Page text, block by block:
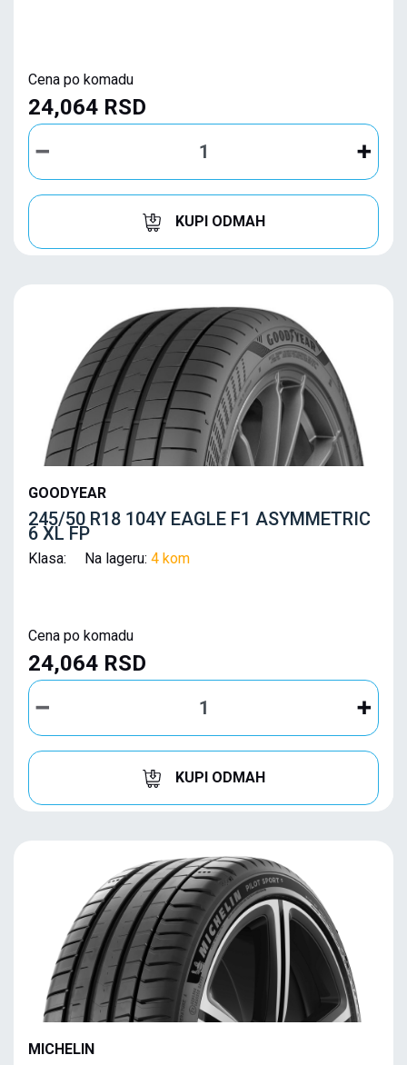
Cena po komadu
24,064 RSD
KUPI ODMAH
GOODYEAR
245/50 R18 104Y EAGLE F1 ASYMMETRIC
6 XL FP
Klasa: Na lageru: 4 kom
Cena po komadu
24,064 RSD
KUPI ODMAH
MICHELIN